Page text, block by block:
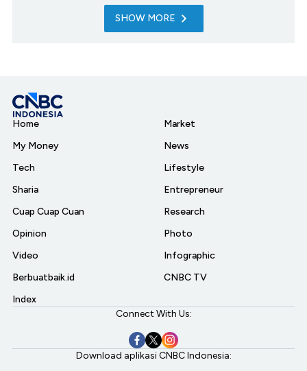
SHOW MORE
Home
My Money
Tech
Sharia
Cuap Cuap Cuan
Opinion
Video
Berbuatbaik.id
Index
Market
News
Lifestyle
Entrepreneur
Research
Photo
Infographic
CNBC TV
Connect With Us:
Download aplikasi CNBC Indonesia: